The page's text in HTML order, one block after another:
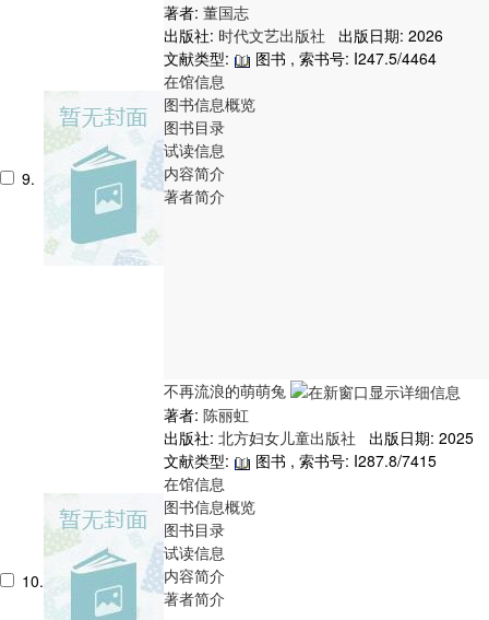
9.
著者: 董国志
出版社: 时代文艺出版社
出版日期: 2026
文献类型:
图书 , 索书号: I247.5/4464
在馆信息
图书信息概览
图书目录
试读信息
内容简介
著者简介
10.
不再流浪的萌萌兔
著者: 陈丽虹
出版社: 北方妇女儿童出版社
出版日期: 2025
文献类型:
图书 , 索书号: I287.8/7415
在馆信息
图书信息概览
图书目录
试读信息
内容简介
著者简介